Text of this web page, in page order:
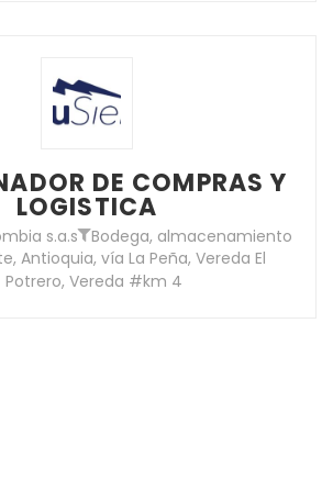
DE COMPRAS Y
LOGISTICA
s.a.s
Bodega, almacenamiento
Antioquia, vía La Peña, Vereda El
Potrero, Vereda #km 4